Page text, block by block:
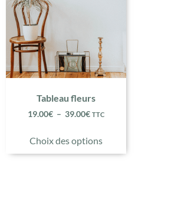
Tableau fleurs
19.00€ – 39.00€ TTC
Choix des options